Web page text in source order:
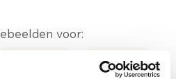
voor:
Groen